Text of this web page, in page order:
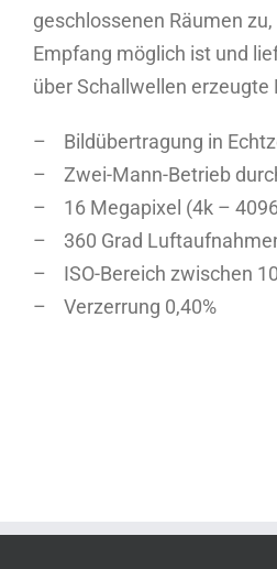
geschlossenen Räumen zu,
Empfang möglich ist und
über Schallwellen erzeugte
– Bildübertragung in
– Zwei-Mann-Betrieb
– 16 Megapixel (4k –
– 360 Grad
– ISO-Bereich zwischen
– Verzerrung 0,40%